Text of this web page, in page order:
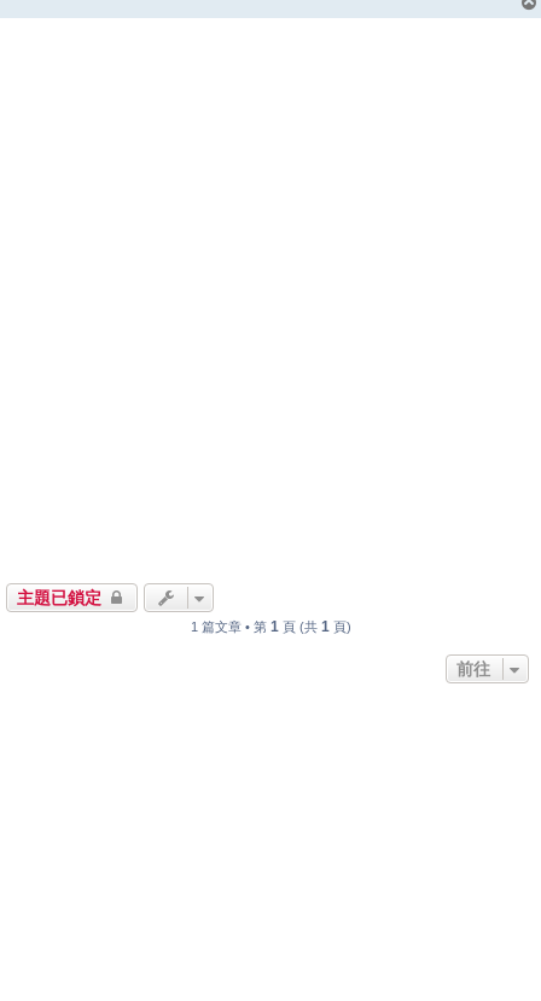
主題已鎖定
1 篇文章 • 第 1 頁 (共 1 頁)
前往